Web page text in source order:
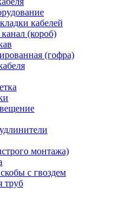
кабелей
(короб)
(гофра)
монтажа)
с гвоздем
труб